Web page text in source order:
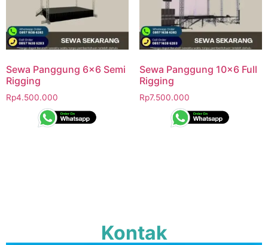
Sewa Panggung 6×6 Semi
Rigging
Rp4.500.000
Sewa Panggung 10×6 Full
Rigging
Rp7.500.000
Kontak